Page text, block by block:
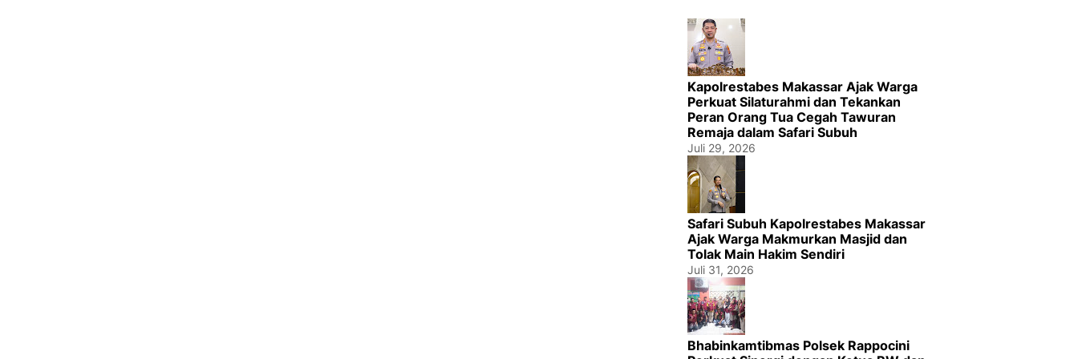
Kapolrestabes Makassar Ajak Warga
Perkuat Silaturahmi dan Tekankan
Peran Orang Tua Cegah Tawuran
Remaja dalam Safari Subuh
Juli 29, 2026
Safari Subuh Kapolrestabes Makassar
Ajak Warga Makmurkan Masjid dan
Tolak Main Hakim Sendiri
Juli 31, 2026
Bhabinkamtibmas Polsek Rappocini